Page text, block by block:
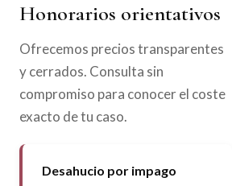
Honorarios orientativos
Ofrecemos precios transparentes
y cerrados. Consulta sin
compromiso para conocer el coste
exacto de tu caso.
Desahucio por impago